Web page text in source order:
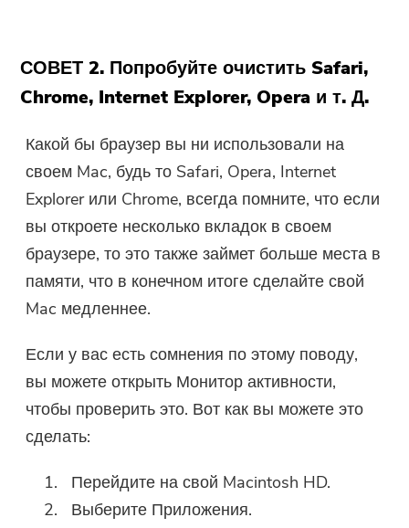
СОВЕТ 2. Попробуйте очистить Safari,
Chrome, Internet Explorer, Opera и т. Д.
Какой бы браузер вы ни использовали на
своем Mac, будь то Safari, Opera, Internet
Explorer или Chrome, всегда помните, что если
вы откроете несколько вкладок в своем
браузере, то это также займет больше места в
памяти, что в конечном итоге сделайте свой
Mac медленнее.
Если у вас есть сомнения по этому поводу,
вы можете открыть Монитор активности,
чтобы проверить это. Вот как вы можете это
сделать:
Перейдите на свой Macintosh HD.
Выберите Приложения.